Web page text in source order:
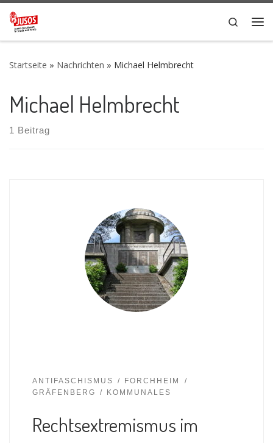
Zum Inhalt springen
Search
Startseite » Nachrichten » Michael Helmbrecht
Michael Helmbrecht
1 Beitrag
ANTIFASCHISMUS
FORCHHEIM
GRÄFENBERG
KOMMUNALES
Rechtsextremismus im